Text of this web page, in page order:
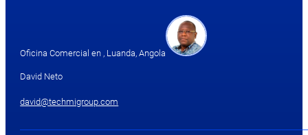
Oficina Comercial en , Luanda, Angola
David Neto
david@techmigroup.com